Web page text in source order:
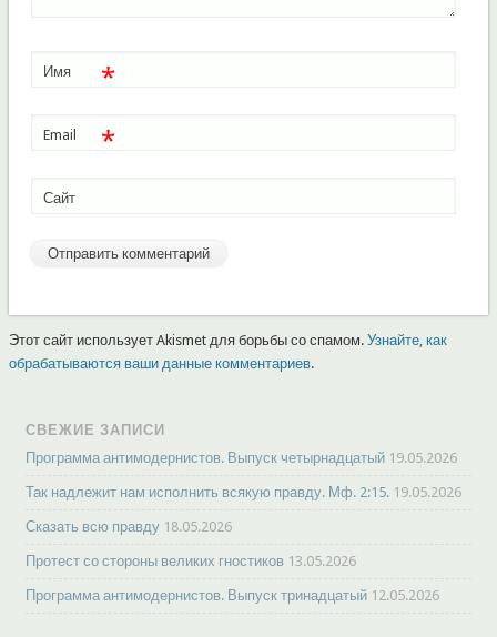
Имя *
Email *
Сайт
Этот сайт использует Akismet для борьбы со спамом. Узнайте, как
обрабатываются ваши данные комментариев.
СВЕЖИЕ ЗАПИСИ
Программа антимодернистов. Выпуск четырнадцатый 19.05.2026
Так надлежит нам исполнить всякую правду. Мф. 2:15. 19.05.2026
Сказать всю правду 18.05.2026
Протест со стороны великих гностиков 13.05.2026
Программа антимодернистов. Выпуск тринадцатый 12.05.2026